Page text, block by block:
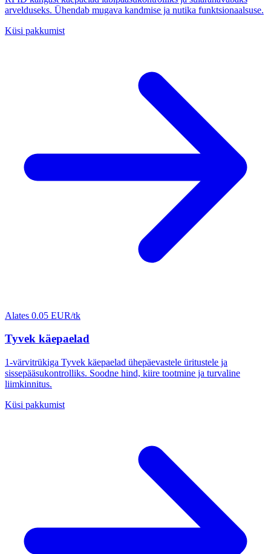
arvelduseks. Ühendab mugava kandmise ja nutika funktsionaalsuse.
Küsi pakkumist
Alates 0.05 EUR/tk
Tyvek käepaelad
1-värvitrükiga Tyvek käepaelad ühepäevastele üritustele ja
sissepääsukontrolliks. Soodne hind, kiire tootmine ja turvaline
liimkinnitus.
Küsi pakkumist